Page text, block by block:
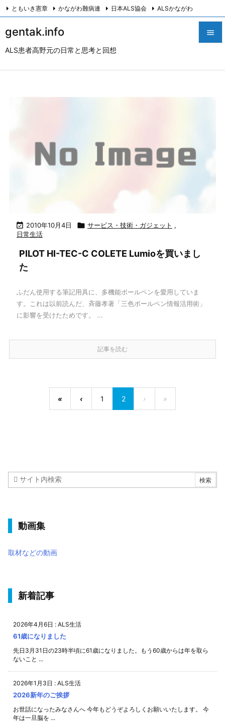
gentak.info
ALS患者高野元の日常と思考と回想


ともいき憲章 かながわ難病連 日本ALS協会 ALSかながわ
 2010年10月4日  サービス・技術・ガジェット ,
日常生活
PILOT HI-TEC-C COLETE Lumioを買いまし
た
ふだん使用する筆記用具に、多機能ボールペンを愛用していま
す。これは以前読んだ、斉藤孝著「三色ボールペン情報活用術」
に影響を受けたためです。 ...
記事を読む
« ‹ 1 2 › »
動画集
取材などの動画
新着記事
2026年4月6日 : ALS生活
61歳になりました
先日3月31日の23時半頃に61歳になりました。もう60歳からは年を取ら
ないこと ...
2026年1月3日 : ALS生活
2026新年のご挨拶
お世話になったみなさんへ 今年もどうぞよろしくお願いいたします。 今
年は一旦脳を ...